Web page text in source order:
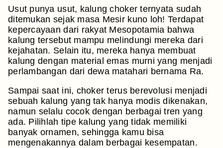
Usut punya usut, kalung choker ternyata sudah
ditemukan sejak masa Mesir kuno loh! Terdapat
kepercayaan dari rakyat Mesopotamia bahwa
kalung tersebut mampu melindungi mereka dari
kejahatan. Selain itu, mereka hanya membuat
kalung dengan material emas murni yang menjadi
perlambangan dari dewa matahari bernama Ra.
Sampai saat ini, choker terus berevolusi menjadi
sebuah kalung yang tak hanya modis dikenakan,
namun selalu cocok dengan berbagai tren yang
ada. Pilihlah tipe kalung yang tidak memiliki
banyak ornamen, sehingga kamu bisa
mengenakannya dalam berbagai kesempatan.